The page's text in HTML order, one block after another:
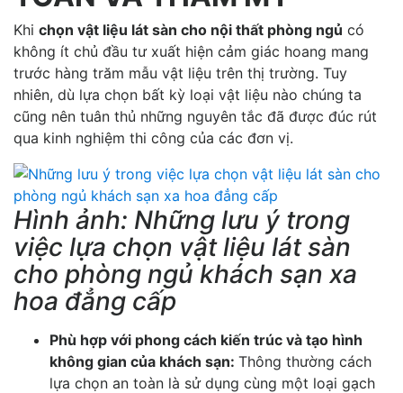
Khi chọn vật liệu lát sàn cho nội thất phòng ngủ có
không ít chủ đầu tư xuất hiện cảm giác hoang mang
trước hàng trăm mẫu vật liệu trên thị trường. Tuy
nhiên, dù lựa chọn bất kỳ loại vật liệu nào chúng ta
cũng nên tuân thủ những nguyên tắc đã được đúc rút
qua kinh nghiệm thi công của các đơn vị.
Hình ảnh: Những lưu ý trong
việc lựa chọn vật liệu lát sàn
cho phòng ngủ khách sạn xa
hoa đẳng cấp
Phù hợp với phong cách kiến trúc và tạo hình
không gian của khách sạn: Thông thường cách
lựa chọn an toàn là sử dụng cùng một loại gạch